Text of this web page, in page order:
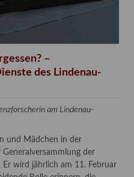
–
des Lindenau-
am Lindenau-
und Mädchen in der
der
wird jährlich am 11. Februar